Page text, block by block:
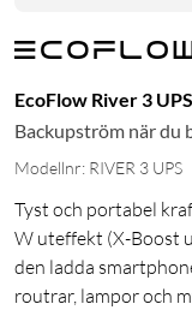
EcoFlow River 3
Backupström när du
Modellnr: RIVER 3 UPS
Tyst och portabel
W uteffekt (X-Boost
den ladda
routrar, lampor och